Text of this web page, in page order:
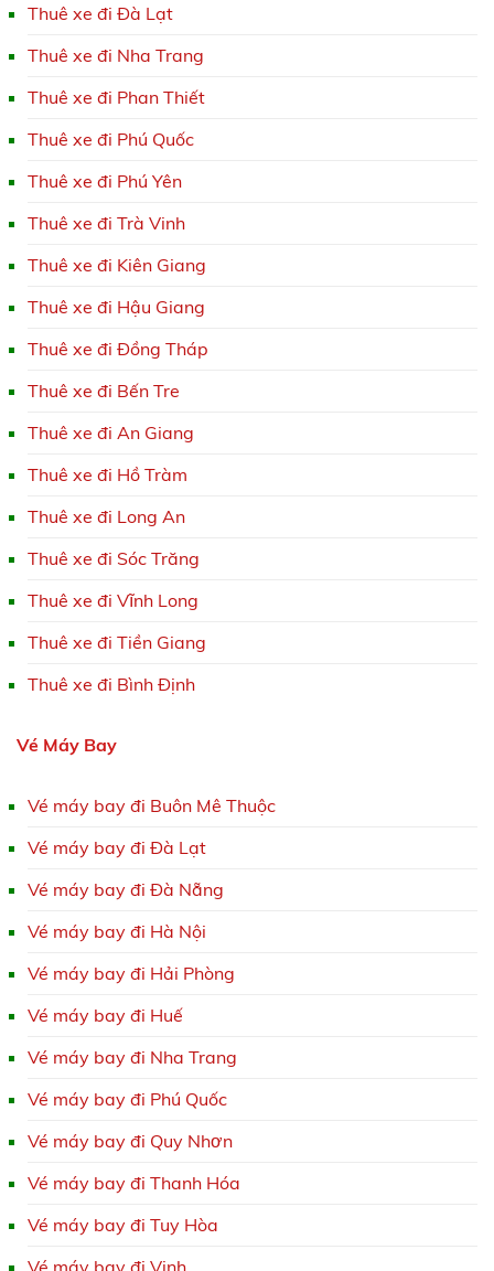
Thuê xe đi Đà Lạt
Thuê xe đi Nha Trang
Thuê xe đi Phan Thiết
Thuê xe đi Phú Quốc
Thuê xe đi Phú Yên
Thuê xe đi Trà Vinh
Thuê xe đi Kiên Giang
Thuê xe đi Hậu Giang
Thuê xe đi Đồng Tháp
Thuê xe đi Bến Tre
Thuê xe đi An Giang
Thuê xe đi Hồ Tràm
Thuê xe đi Long An
Thuê xe đi Sóc Trăng
Thuê xe đi Vĩnh Long
Thuê xe đi Tiền Giang
Thuê xe đi Bình Định
Vé Máy Bay
Vé máy bay đi Buôn Mê Thuộc
Vé máy bay đi Đà Lạt
Vé máy bay đi Đà Nẵng
Vé máy bay đi Hà Nội
Vé máy bay đi Hải Phòng
Vé máy bay đi Huế
Vé máy bay đi Nha Trang
Vé máy bay đi Phú Quốc
Vé máy bay đi Quy Nhơn
Vé máy bay đi Thanh Hóa
Vé máy bay đi Tuy Hòa
Vé máy bay đi Vinh